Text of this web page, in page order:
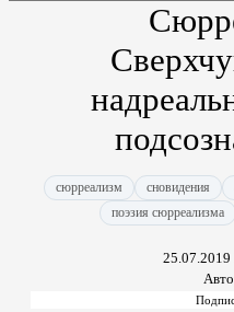
сюрреализм сновидения
поэзия сюрреализма
25.07.2019